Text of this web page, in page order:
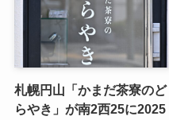
札幌円山「かまだ茶寮のど
らやき」が南2西25に2025